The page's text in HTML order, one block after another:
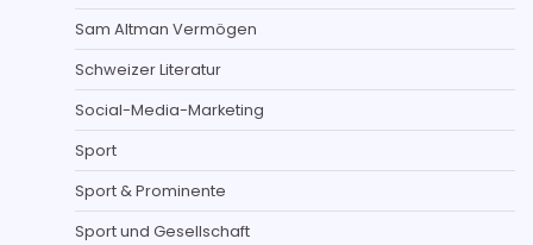
Sam Altman Vermögen
Schweizer Literatur
Social-Media-Marketing
Sport
Sport & Prominente
Sport und Gesellschaft